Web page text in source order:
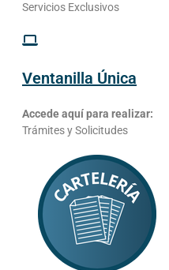
Servicios Exclusivos
Ventanilla Única
Accede aquí para realizar:
Trámites y Solicitudes